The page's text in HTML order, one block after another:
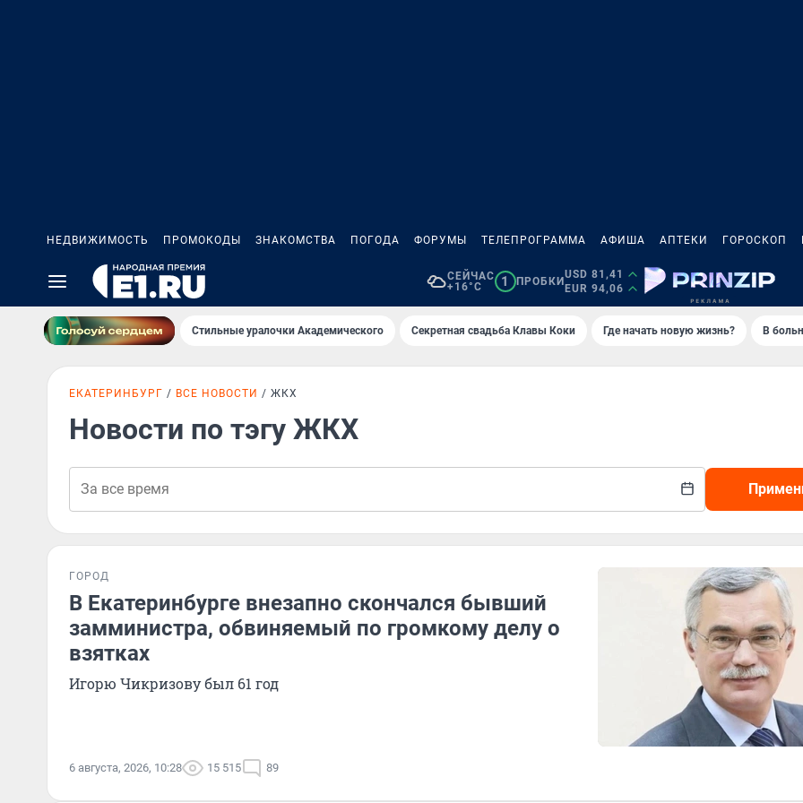
НЕДВИЖИМОСТЬ ПРОМОКОДЫ ЗНАКОМСТВА ПОГОДА ФОРУМЫ ТЕЛЕПРОГРАММА АФИША АПТЕКИ ГОРОСКОП
СЕЙЧАС
+16°C
1 ПРОБКИ
USD 81,41
EUR 94,06
Стильные уралочки Академического Секретная свадьба Клавы Коки Где начать новую жизнь? В
ЕКАТЕРИНБУРГ ВСЕ НОВОСТИ ЖКХ
Новости по тэгу ЖКХ
ГОРОД
В Екатеринбурге внезапно скончался бывший
замминистра, обвиняемый по громкому делу о
взятках
Игорю Чикризову был 61 год
6 августа, 2026, 10:28 15 515 89